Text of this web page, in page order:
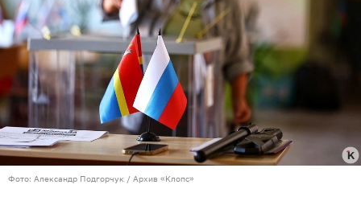
Фото: Александр Подгорчук / Архив «Клопс»